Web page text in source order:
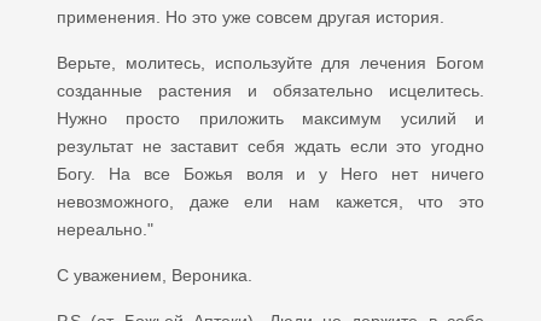
применения. Но это уже совсем другая история.
Верьте, молитесь, используйте для лечения Богом
созданные растения и обязательно исцелитесь.
Нужно просто приложить максимум усилий и
результат не заставит себя ждать если это угодно
Богу. На все Божья воля и у Него нет ничего
невозможного, даже ели нам кажется, что это
нереально."
С уважением, Вероника.